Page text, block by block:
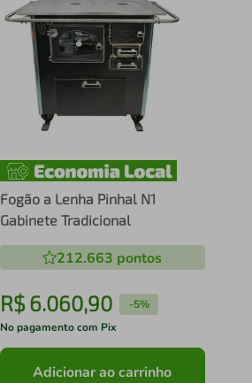
Fogão a Lenha Pinhal N1
Gabinete Tradicional
212.663 pontos
R$ 6.060,90 -5%
No pagamento com Pix
Adicionar ao carrinho